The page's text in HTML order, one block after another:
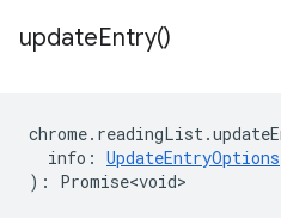
updateEntry()
chrome. readingList .
info : UpdateEntryOptions
) : Promise<void>